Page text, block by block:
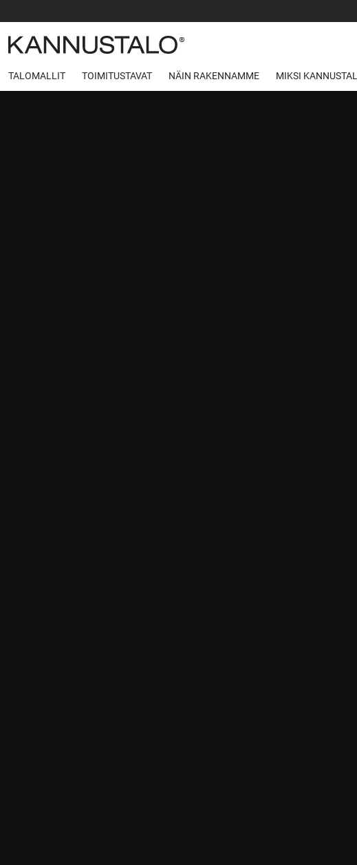
TALOMALLIT TOIMITUSTAVAT NÄIN RAKENNAMME MIKSI